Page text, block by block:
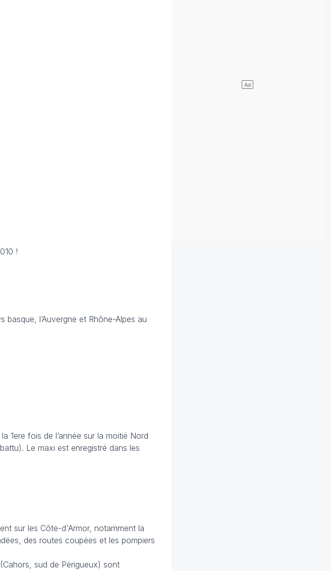
!
l’Auvergne et Rhône-Alpes au
1ere fois de l’année sur la moitié Nord
Le maxi est enregistré dans les
sur les Côte-d'Armor, notamment la
des routes coupées et les pompiers
sud de Périgueux) sont